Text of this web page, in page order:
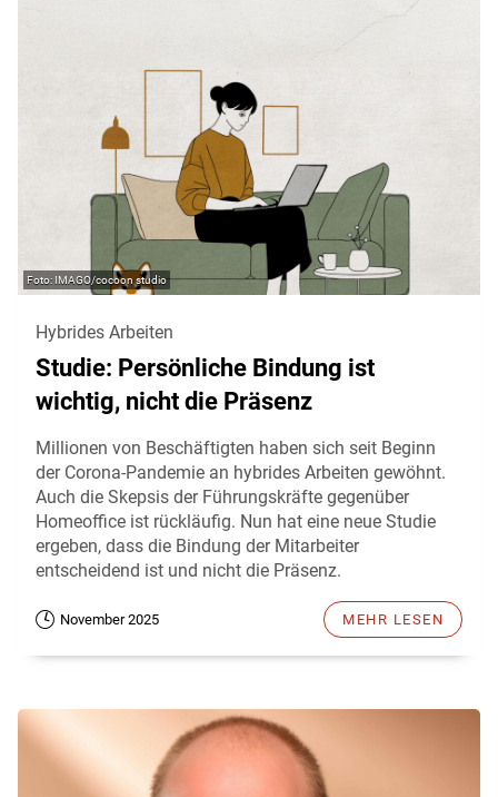
IMAGO/cocoon studio
Hybrides Arbeiten
Studie: Persönliche Bindung ist
wichtig, nicht die Präsenz
Millionen von Beschäftigten haben sich seit Beginn
der Corona-Pandemie an hybrides Arbeiten gewöhnt.
Auch die Skepsis der Führungskräfte gegenüber
Homeoffice ist rückläufig. Nun hat eine neue Studie
ergeben, dass die Bindung der Mitarbeiter
entscheidend ist und nicht die Präsenz.
November 2025 MEHR LESEN